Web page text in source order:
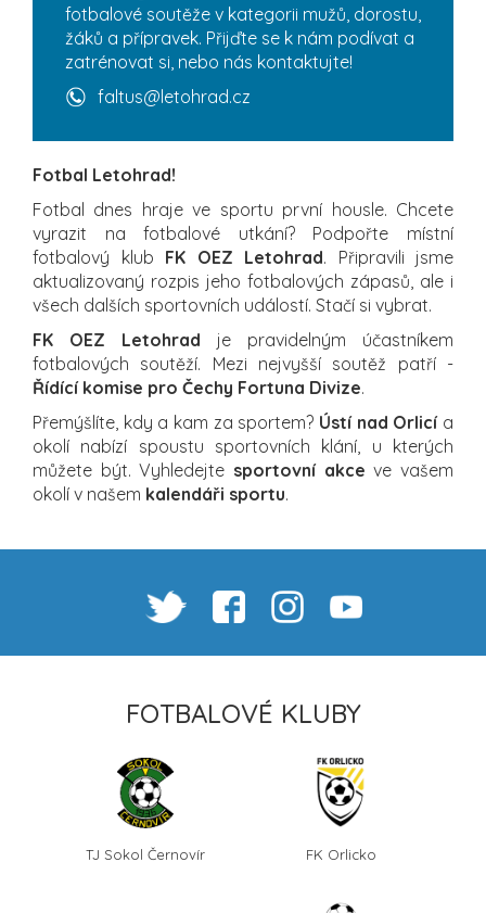
fotbalové soutěže v kategorii mužů, dorostu,
žáků a přípravek. Přijďte se k nám podívat a
zatrénovat si, nebo nás kontaktujte!
faltus@letohrad.cz
Fotbal Letohrad!
Fotbal dnes hraje ve sportu první housle. Chcete
vyrazit na fotbalové utkání? Podpořte místní
fotbalový klub FK OEZ Letohrad. Připravili jsme
aktualizovaný rozpis jeho fotbalových zápasů, ale i
všech dalších sportovních událostí. Stačí si vybrat.
FK OEZ Letohrad je pravidelným účastníkem
fotbalových soutěží. Mezi nejvyšší soutěž patří -
Řídící komise pro Čechy Fortuna Divize.
Přemýšlíte, kdy a kam za sportem? Ústí nad Orlicía
okolí nabízí spoustu sportovních klání, u kterých
můžete být. Vyhledejte sportovní akce ve vašem
okolí v našem kalendáři sportu.
FOTBALOVÉ KLUBY
TJ Sokol Černovír FK Orlicko